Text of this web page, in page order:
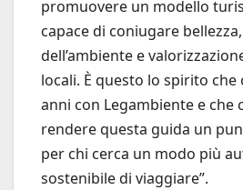
promuovere un modello
capace di coniugare
dell’ambiente e
locali. È questo lo spirito
anni con Legambiente e che
rendere questa guida un
per chi cerca un modo più
sostenibile di viaggiare”.